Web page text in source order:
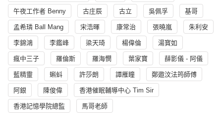
午夜工作者 Benny 古庄辰 古立 吳佩孚 基哥
孟希璘 Ball Mang 宋浩暉 康常治 張曉嵐 朱利安
李錦鴻 李鑑峰 梁天琦 楊偉倫 湯寳如
瘋中三子 羅倫斯 羅海憫 葉家寶 薛影儀 - 阿儀
藍精靈 蝌蚪 許莎朗 譚雁瞳 鄭遨汶法筠師傅
阿銀 陳俊偉 香港催眠輔導中心 Tim Sir
香港記憶學院總監 馬哥老師